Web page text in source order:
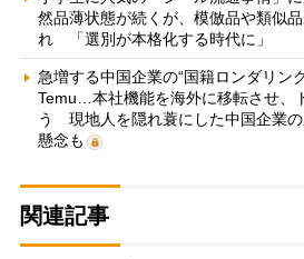
然品薄状態が続くが、模倣品や類似
れ 「選別が本格化する時代に」
急増する中国企業の“国籍ロンダリン
Temu…本社機能を海外に移転させ、
う 現地人を隠れ蓑にした中国企業
懸念も
関連記事